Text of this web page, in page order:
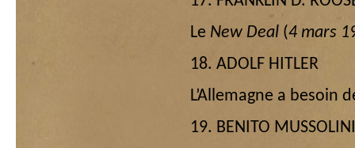
Le New Deal (4 mars
18. ADOLF HITLER
L’Allemagne a besoin
19. BENITO MUSSOLINI